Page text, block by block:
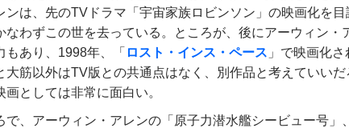
ンは、先のTVドラマ「宇宙家族ロビンソン」の映画化を目
なわずこの世を去っている。ところが、後にアーウィン・
もあり、1998年、「 ロスト・インス・ペース 」で映画化
大筋以外はTV版との共通点はなく、別作品と考えていいだ
画としては非常に面白い。
で、アーウィン・アレンの「原子力潜水艦シービュー号」